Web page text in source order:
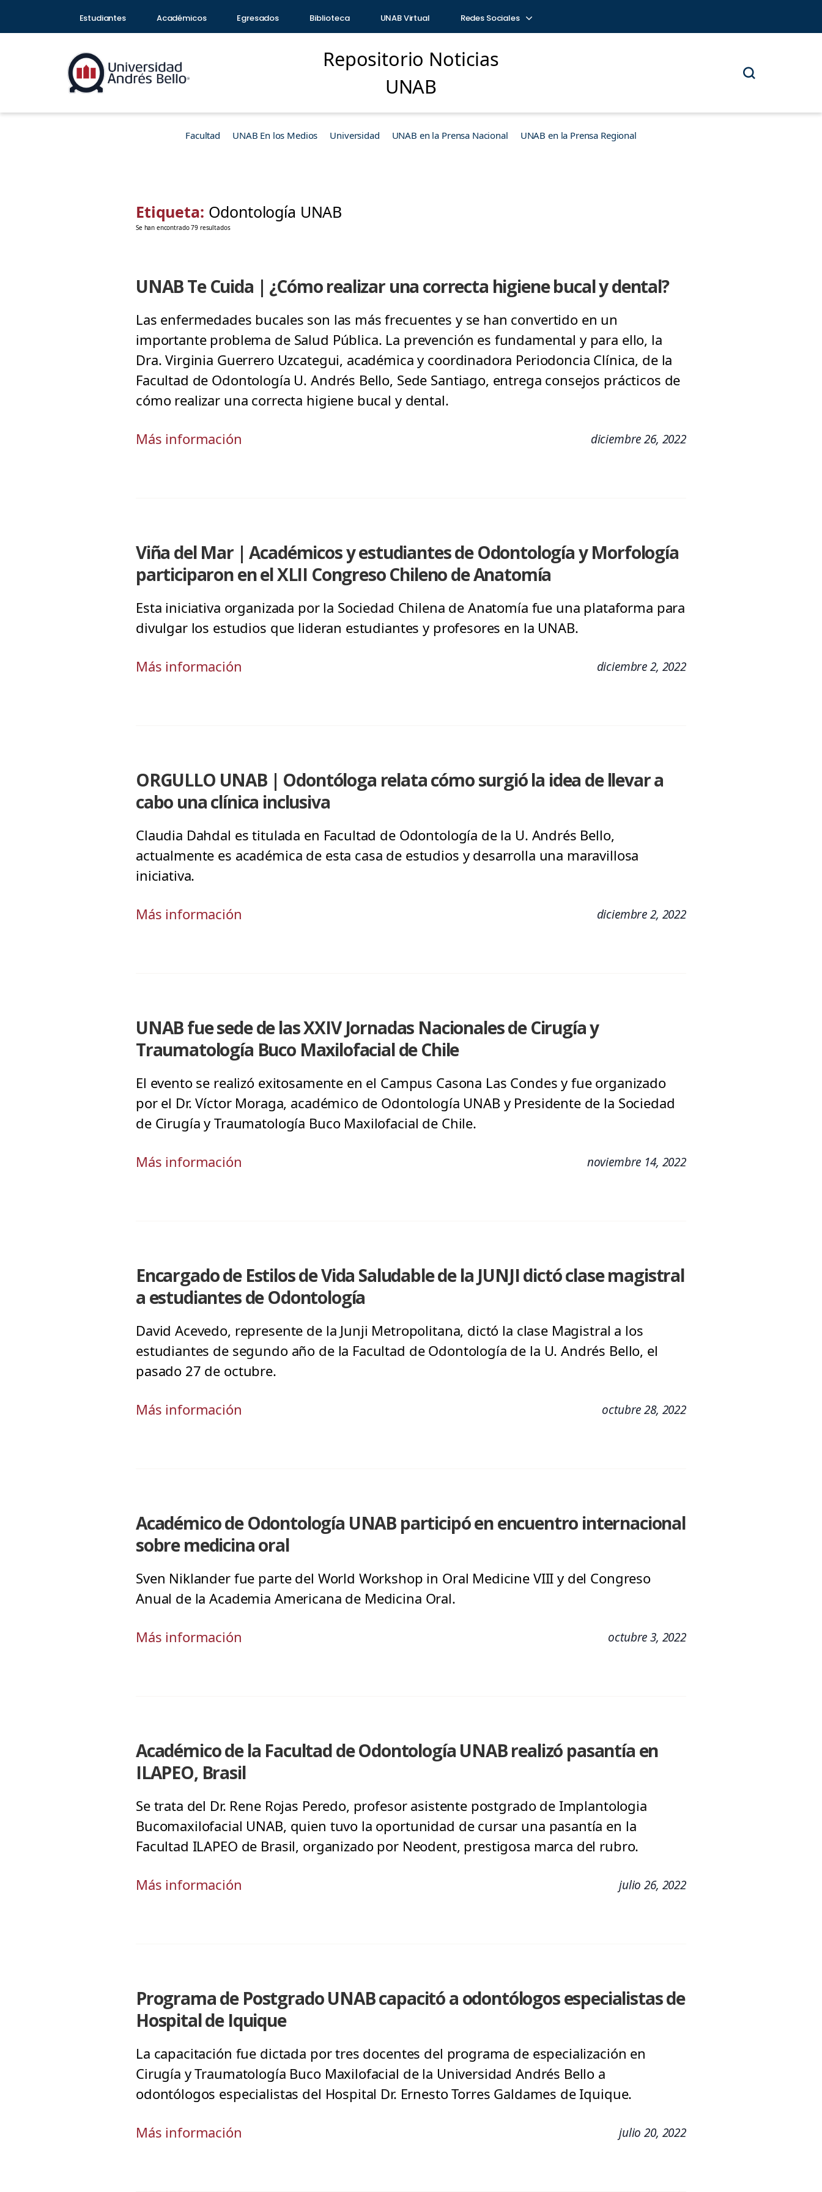
Estudiantes Académicos Egresados Biblioteca UNAB Virtual Redes Sociales
Repositorio Noticias
UNAB
Facultad UNAB En los Medios Universidad UNAB en la Prensa Nacional UNAB en la Prensa Regional
Etiqueta: Odontología UNAB
Se han encontrado 79 resultados
UNAB Te Cuida | ¿Cómo realizar una correcta higiene bucal y dental?
Las enfermedades bucales son las más frecuentes y se han convertido en un
importante problema de Salud Pública. La prevención es fundamental y para ello, la
Dra. Virginia Guerrero Uzcategui, académica y coordinadora Periodoncia Clínica, de la
Facultad de Odontología U. Andrés Bello, Sede Santiago, entrega consejos prácticos de
cómo realizar una correcta higiene bucal y dental.
Más información diciembre 26, 2022
Viña del Mar | Académicos y estudiantes de Odontología y Morfología
participaron en el XLII Congreso Chileno de Anatomía
Esta iniciativa organizada por la Sociedad Chilena de Anatomía fue una plataforma para
divulgar los estudios que lideran estudiantes y profesores en la UNAB.
Más información diciembre 2, 2022
ORGULLO UNAB | Odontóloga relata cómo surgió la idea de llevar a
cabo una clínica inclusiva
Claudia Dahdal es titulada en Facultad de Odontología de la U. Andrés Bello,
actualmente es académica de esta casa de estudios y desarrolla una maravillosa
iniciativa.
Más información diciembre 2, 2022
UNAB fue sede de las XXIV Jornadas Nacionales de Cirugía y
Traumatología Buco Maxilofacial de Chile
El evento se realizó exitosamente en el Campus Casona Las Condes y fue organizado
por el Dr. Víctor Moraga, académico de Odontología UNAB y Presidente de la Sociedad
de Cirugía y Traumatología Buco Maxilofacial de Chile.
Más información noviembre 14, 2022
Encargado de Estilos de Vida Saludable de la JUNJI dictó clase magistral
a estudiantes de Odontología
David Acevedo, represente de la Junji Metropolitana, dictó la clase Magistral a los
estudiantes de segundo año de la Facultad de Odontología de la U. Andrés Bello, el
pasado 27 de octubre.
Más información octubre 28, 2022
Académico de Odontología UNAB participó en encuentro internacional
sobre medicina oral
Sven Niklander fue parte del World Workshop in Oral Medicine VIII y del Congreso
Anual de la Academia Americana de Medicina Oral.
Más información octubre 3, 2022
Académico de la Facultad de Odontología UNAB realizó pasantía en
ILAPEO, Brasil
Se trata del Dr. Rene Rojas Peredo, profesor asistente postgrado de Implantologia
Bucomaxilofacial UNAB, quien tuvo la oportunidad de cursar una pasantía en la
Facultad ILAPEO de Brasil, organizado por Neodent, prestigosa marca del rubro.
Más información julio 26, 2022
Programa de Postgrado UNAB capacitó a odontólogos especialistas de
Hospital de Iquique
La capacitación fue dictada por tres docentes del programa de especialización en
Cirugía y Traumatología Buco Maxilofacial de la Universidad Andrés Bello a
odontólogos especialistas del Hospital Dr. Ernesto Torres Galdames de Iquique.
Más información julio 20, 2022